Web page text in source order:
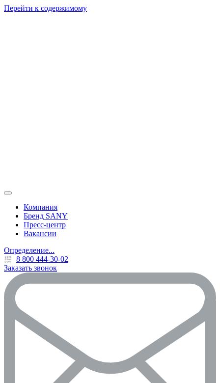
Перейти к содержимому
Компания
Бренд SANY
Пресс-центр
Вакансии
Определение...
8 800 444-30-02
Заказать звонок